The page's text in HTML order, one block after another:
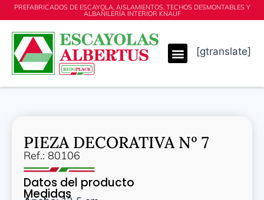
PREFABRICADOS DE ESCAYOLA, AISLAMIENTOS, TECHOS DESMONTABLES Y
ALBAÑILERÍA INTERIOR KNAUF
[gtranslate]
PIEZA DECORATIVA Nº 7
Ref.: 80106
Datos del producto
Medidas